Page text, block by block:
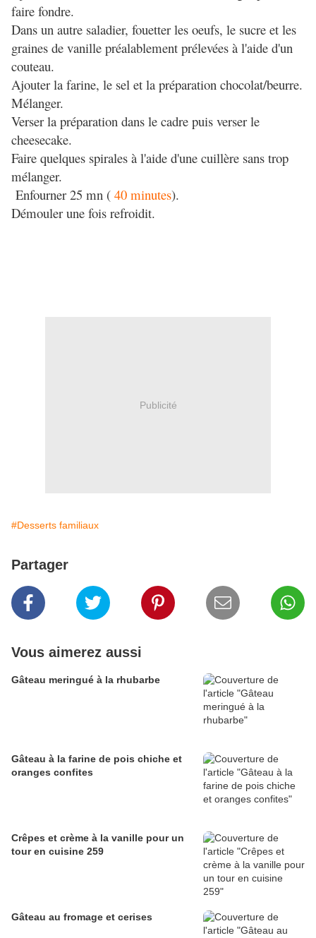
faire fondre.
Dans un autre saladier, fouetter les oeufs, le sucre et les
graines de vanille préalablement prélevées à l'aide d'un
couteau.
Ajouter la farine, le sel et la préparation chocolat/beurre.
Mélanger.
Verser la préparation dans le cadre puis verser le
cheesecake.
Faire quelques spirales à l'aide d'une cuillère sans trop
mélanger.
Enfourner 25 mn ( 40 minutes).
Démouler une fois refroidit.
Publicité
#Desserts familiaux
Partager
Vous aimerez aussi
Gâteau meringué à la rhubarbe
Gâteau à la farine de pois chiche et
oranges confites
Crêpes et crème à la vanille pour un
tour en cuisine 259
Gâteau au fromage et cerises